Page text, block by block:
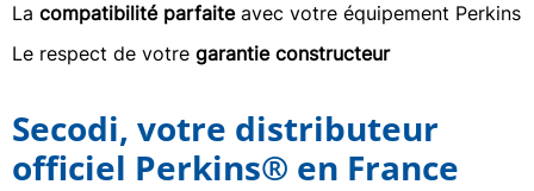
La compatibilité parfaiteavec votre équipement Perkins
Le respect de votre garantie constructeur
Secodi, votre distributeur
officiel Perkins® en France